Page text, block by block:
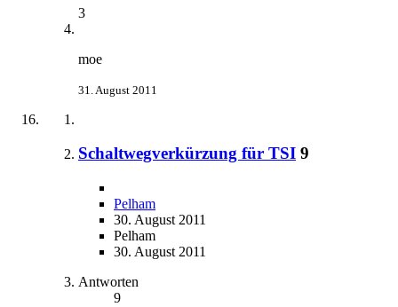
3
moe
31. August 2011
Schaltwegverkürzung für TSI 9
Pelham
30. August 2011
Pelham
30. August 2011
Antworten
9